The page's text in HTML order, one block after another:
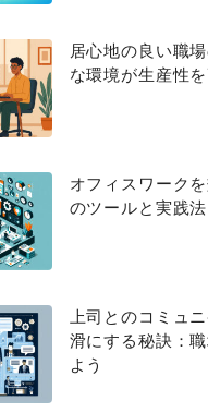
居心地の良い職
な環境が生産性
オフィスワーク
のツールと実践法
上司とのコミュ
滑にする秘訣：
よう